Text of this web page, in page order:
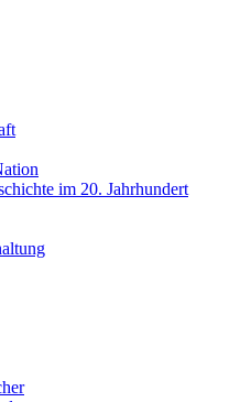
im 20. Jahrhundert